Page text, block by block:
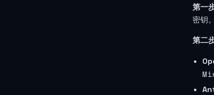
第一
密钥。
第二